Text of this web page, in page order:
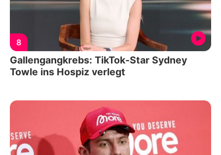
8
Gallengangkrebs: TikTok-Star Sydney
Towle ins Hospiz verlegt